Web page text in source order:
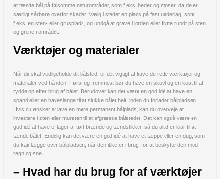
at tænde bål på følsomme naturområder, som f.eks. heder og moser, da de er
særligt sårbare overfor skader. Vælg i stedet en plads på fast underlag, som
f.eks. en sten- eller grusplads, og undgå at grave i jorden eller flytte rundt på sten
og grene i området.
Værktøjer og materialer
Når du skal vedligeholde dit bålsted, er det vigtigt at have de rette værktøjer og
materialer ved hånden. Først og fremmest bør du have en skovl og en kost til at
rydde op efter brug af bålet. Derudover kan det være en god idé at have en
spand eller en haveslange til at slukke bålet helt, inden du forlader bålpladsen.
Hvis du ønsker at lave en mere permanent bålplads, kan du overveje at
investere i sten eller mursten til at afgrænse bålstedet. Det kan også være en
god idé at have et lager af tørt brænde og tændstikker, så du altid er klar til at
tænde bålet. Endelig kan det være en god idé at have et tæppe eller en dug, som
du kan lægge over bålpladsen, når den ikke er i brug, for at beskytte den mod
regn og sne.
– Hvad har du brug for af værktøjer